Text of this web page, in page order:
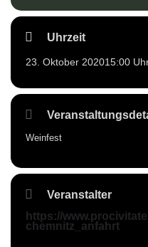
Uhrzeit
23. Oktober 202015:00
Weinfest
Veranstalter
https://
chemnitz_anfahrt